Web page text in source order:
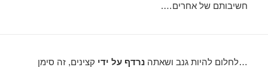
חשיבותם של אחרים….
…לחלום להיות גנב ושאתהנרדף על ידי קצינים, זה סימן